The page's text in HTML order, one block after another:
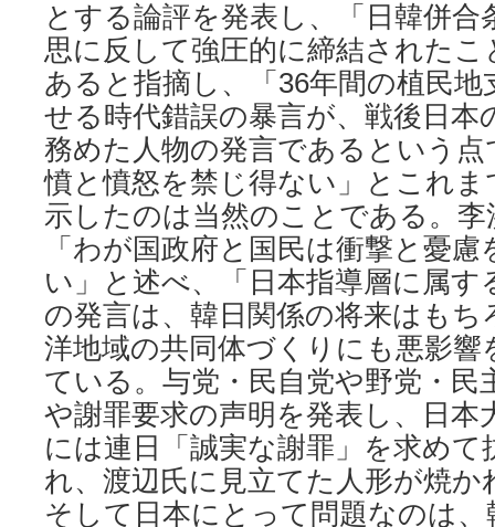
とする論評を発表し、「日韓併合
思に反して強圧的に締結された
あると指摘し、「36年間の植民
せる時代錯誤の暴言が、戦後日本
務めた人物の発言であるという
憤と憤怒を禁じ得ない」とこれ
示したのは当然のことである。李
「わが国政府と国民は衝撃と憂
い」と述べ、「日本指導層に属す
の発言は、韓日関係の将来はもち
洋地域の共同体づくりにも悪影響
ている。与党・民自党や野党・民
や謝罪要求の声明を発表し、日本
には連日「誠実な謝罪」を求めて
れ、渡辺氏に見立てた人形が焼か
そして日本にとって問題なのは